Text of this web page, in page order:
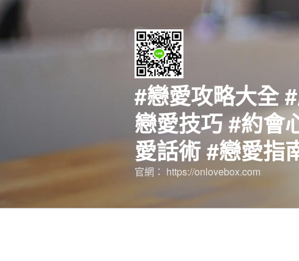
跳
至
主
要
#戀愛攻略大全
戀愛技巧 #約會
愛話術 #戀愛指
官網： https://onlovebox.com